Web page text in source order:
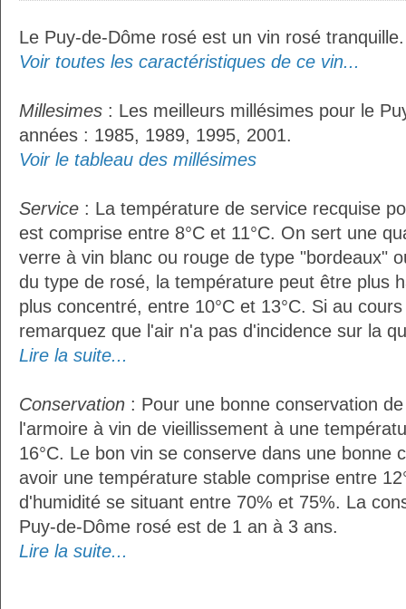
Le Puy-de-Dôme rosé est un vin rosé tranquille.
Voir toutes les caractéristiques de ce vin...
Millesimes : Les meilleurs millésimes pour le
années : 1985, 1989, 1995, 2001.
Voir le tableau des millésimes
Service : La température de service recquise
est comprise entre 8°C et 11°C. On sert une
verre à vin blanc ou rouge de type "bordeaux"
du type de rosé, la température peut être plus
plus concentré, entre 10°C et 13°C. Si au
remarquez que l'air n'a pas d'incidence sur la
Lire la suite...
Conservation : Pour une bonne conservation
l'armoire à vin de vieillissement à une
16°C. Le bon vin se conserve dans une bonne
avoir une température stable comprise entre
d'humidité se situant entre 70% et 75%. La
Puy-de-Dôme rosé est de 1 an à 3 ans.
Lire la suite...